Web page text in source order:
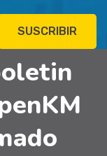
SUSCRIBIR